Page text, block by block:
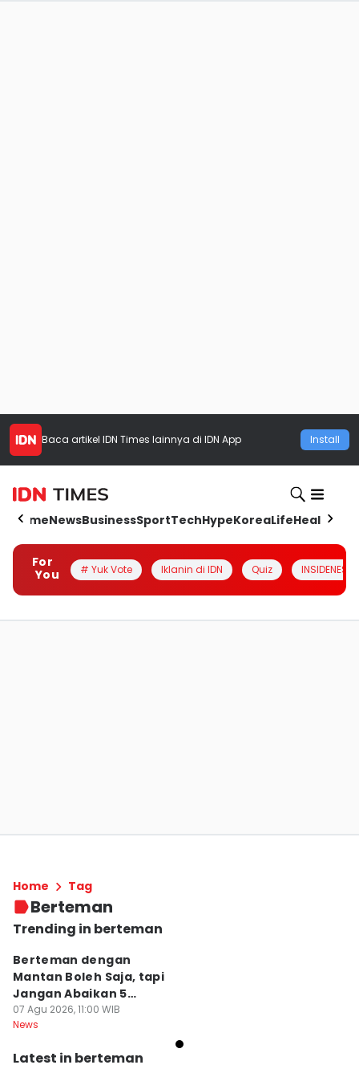
Baca artikel IDN Times lainnya di IDN App Install
HomeNewsBusinessSportTechHypeKoreaLifeHealth
For
You
# Yuk Vote Iklanin di IDN Quiz INSIDENESIA
Home Tag
Berteman
Trending in berteman
Berteman dengan
Mantan Boleh Saja, tapi
Jangan Abaikan 5
Aturan Ini
07 Agu 2026, 11:00 WIB
News
Latest in berteman